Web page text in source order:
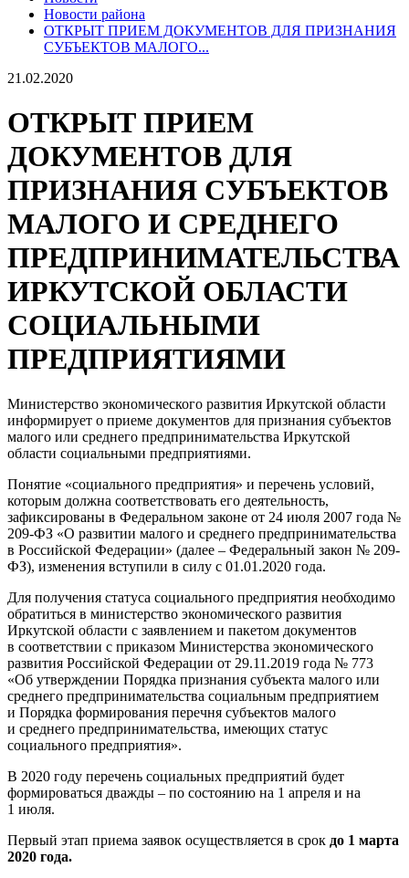
Новости района
ОТКРЫТ ПРИЕМ ДОКУМЕНТОВ ДЛЯ ПРИЗНАНИЯ
СУБЪЕКТОВ МАЛОГО...
21.02.2020
ОТКРЫТ ПРИЕМ
ДОКУМЕНТОВ ДЛЯ
ПРИЗНАНИЯ СУБЪЕКТОВ
МАЛОГО И СРЕДНЕГО
ПРЕДПРИНИМАТЕЛЬСТВА
ИРКУТСКОЙ ОБЛАСТИ
СОЦИАЛЬНЫМИ
ПРЕДПРИЯТИЯМИ
Министерство экономического развития Иркутской области
информирует о приеме документов для признания субъектов
малого или среднего предпринимательства Иркутской
области социальными предприятиями.
Понятие «социального предприятия» и перечень условий,
которым должна соответствовать его деятельность,
зафиксированы в Федеральном законе от 24 июля 2007 года №
209-ФЗ «О развитии малого и среднего предпринимательства
в Российской Федерации» (далее – Федеральный закон № 209-
ФЗ), изменения вступили в силу с 01.01.2020 года.
Для получения статуса социального предприятия необходимо
обратиться в министерство экономического развития
Иркутской области с заявлением и пакетом документов
в соответствии с приказом Министерства экономического
развития Российской Федерации от 29.11.2019 года № 773
«Об утверждении Порядка признания субъекта малого или
среднего предпринимательства социальным предприятием
и Порядка формирования перечня субъектов малого
и среднего предпринимательства, имеющих статус
социального предприятия».
В 2020 году перечень социальных предприятий будет
формироваться дважды – по состоянию на 1 апреля и на
1 июля.
Первый этап приема заявок осуществляется в срок до 1 марта
2020 года.